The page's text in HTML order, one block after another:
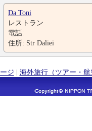
Da Toni
レストラン
電話:
住所: Str Daliei
ジ | 海外旅行（ツアー・航